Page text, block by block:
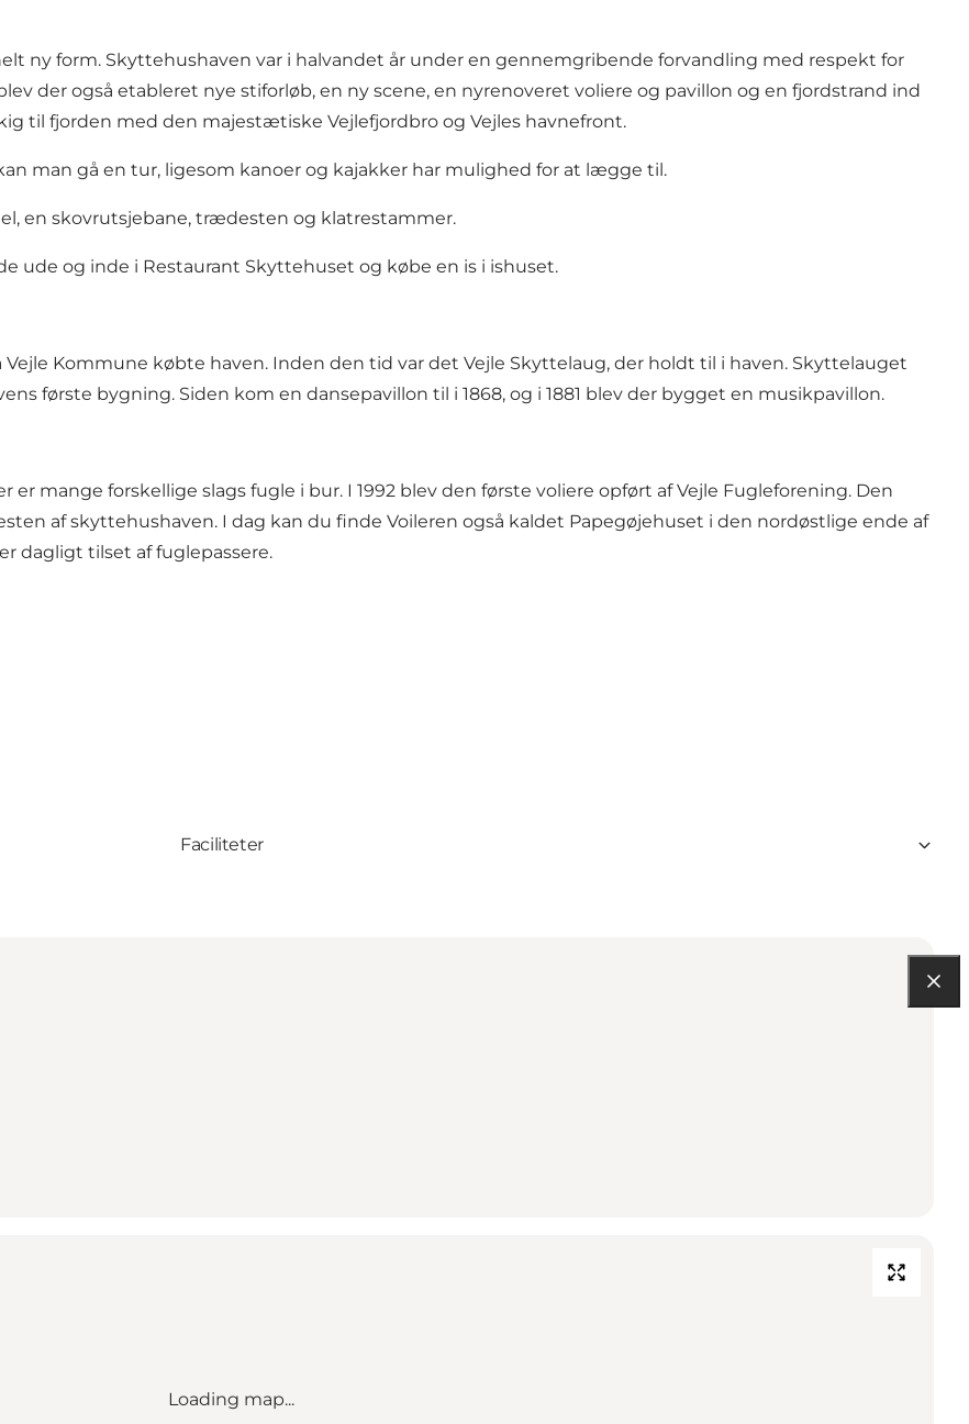
ny form. Skyttehushaven var i halvandet år under en gennemgribende forvandling med respekt for
der også etableret nye stiforløb, en ny scene, en nyrenoveret voliere og pavillon og en fjordstrand ind
til fjorden med den majestætiske Vejlefjordbro og Vejles havnefront.
man gå en tur, ligesom kanoer og kajakker har mulighed for at lægge til.
en skovrutsjebane, trædesten og klatrestammer.
ude og inde i Restaurant Skyttehuset og købe en is i ishuset.
Kommune købte haven. Inden den tid var det Vejle Skyttelaug, der holdt til i haven. Skyttelauget
første bygning. Siden kom en dansepavillon til i 1868, og i 1881 blev der bygget en musikpavillon.
mange forskellige slags fugle i bur. I 1992 blev den første voliere opført af Vejle Fugleforening. Den
af skyttehushaven. I dag kan du finde Voileren også kaldet Papegøjehuset i den nordøstlige ende af
dagligt tilset af fuglepassere.
Faciliteter
Loading map...